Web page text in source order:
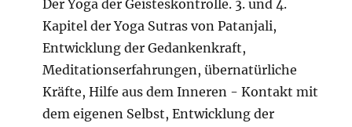
Der Yoga der Geisteskontrolle. 3. und 4.
Kapitel der Yoga Sutras von Patanjali,
Entwicklung der Gedankenkraft,
Meditationserfahrungen, übernatürliche
Kräfte, Hilfe aus dem Inneren - Kontakt mit
dem eigenen Selbst, Entwicklung der